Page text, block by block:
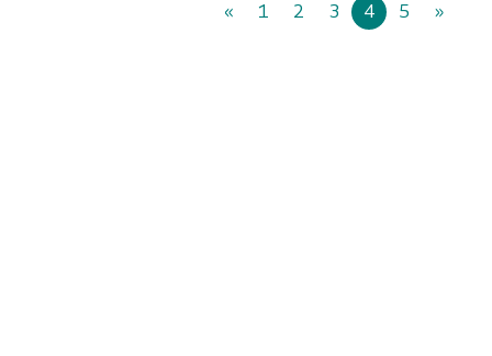
« 1 2 3 4 5 »